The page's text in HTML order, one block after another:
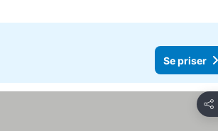
Se priser
Dela